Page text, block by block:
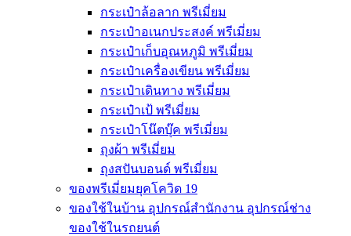
กระเป๋าล้อลาก พรีเมี่ยม
กระเป๋าอเนกประสงค์ พรีเมี่ยม
กระเป๋าเก็บอุณหภูมิ พรีเมี่ยม
กระเป๋าเครื่องเขียน พรีเมี่ยม
กระเป๋าเดินทาง พรีเมี่ยม
กระเป๋าเป้ พรีเมี่ยม
กระเป๋าโน๊ตบุ๊ค พรีเมี่ยม
ถุงผ้า พรีเมี่ยม
ถุงสปันบอนด์ พรีเมี่ยม
ของพรีเมี่ยมยุคโควิด 19
ของใช้ในบ้าน อุปกรณ์สำนักงาน อุปกรณ์ช่าง
ของใช้ในรถยนต์